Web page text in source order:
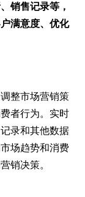
销售记录等，
满意度、优化
整市场营销策
者行为。实时
录和其他数据
场趋势和消费
销决策。